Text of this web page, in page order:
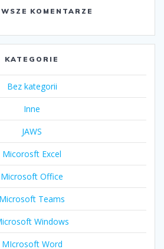
KOMENTARZE
KATEGORIE
Bez kategorii
Inne
JAWS
Micorosft Excel
Microsoft Office
Microsoft Teams
Windows
MIcrosoft Word